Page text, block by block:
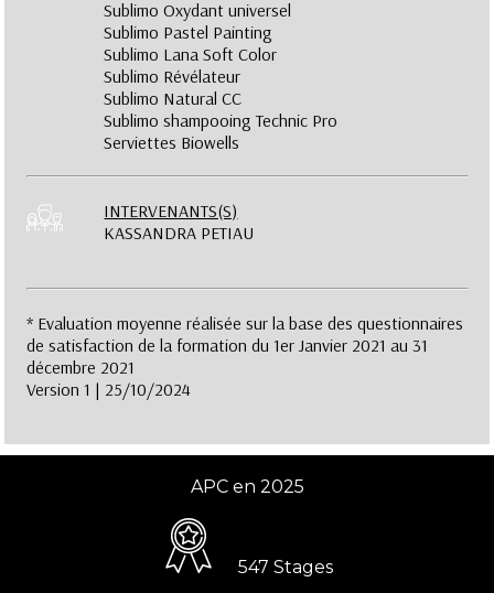
Sublimo Oxydant universel
Sublimo Pastel Painting
Sublimo Lana Soft Color
Sublimo Révélateur
Sublimo Natural CC
Sublimo shampooing Technic Pro
Serviettes Biowells
INTERVENANTS(S)
KASSANDRA PETIAU
* Evaluation moyenne réalisée sur la base des questionnaires
de satisfaction de la formation du 1er Janvier 2021 au 31
décembre 2021
Version 1 | 25/10/2024
APC en 2025
547 Stages